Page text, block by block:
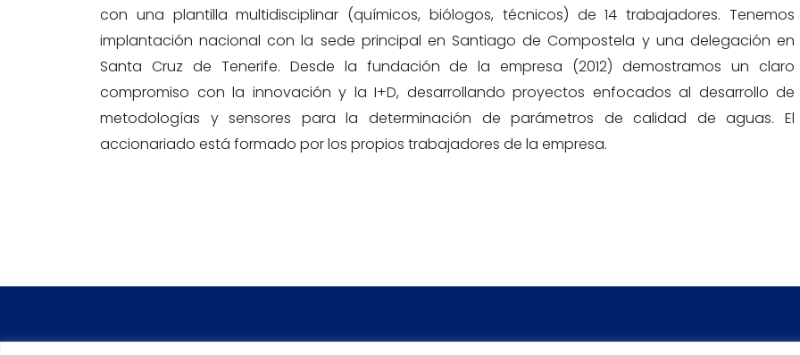
con una plantilla multidisciplinar (químicos, biólogos, técnicos) de 14 trabajadores. Tenemos
implantación nacional con la sede principal en Santiago de Compostela y una delegación en
Santa Cruz de Tenerife. Desde la fundación de la empresa (2012) demostramos un claro
compromiso con la innovación y la I+D, desarrollando proyectos enfocados al desarrollo de
metodologías y sensores para la determinación de parámetros de calidad de aguas. El
accionariado está formado por los propios trabajadores de la empresa.